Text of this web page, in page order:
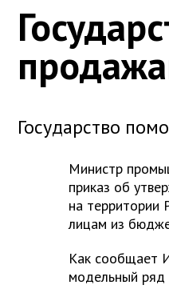
Государство
Министр
приказ об
на территории
лицам из
Как сообщает
модельный